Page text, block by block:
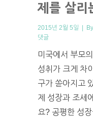
제를 살리
2015년 2월 5일 |
댓글
미국에서 부모
성취가 크게 차
구가 쏟아지고
제 성장과 조세
요? 공평한 성